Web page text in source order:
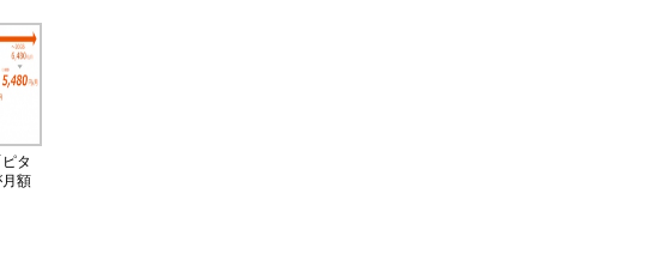
タ
月額